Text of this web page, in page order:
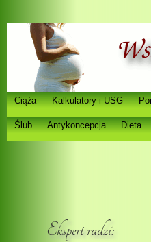
Ciąża Kalkulatory i USG
Ślub Antykoncepcja Dieta
Ekspert radzi: